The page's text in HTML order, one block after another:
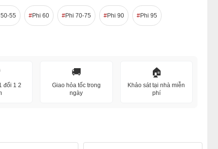
55 Phi 60 Phi 70-75 Phi 90 Phi 95
đổi 1 2
🚚
Giao hỏa tốc trong
ngày
🏠
Khảo sát tại nhà miễn
phí